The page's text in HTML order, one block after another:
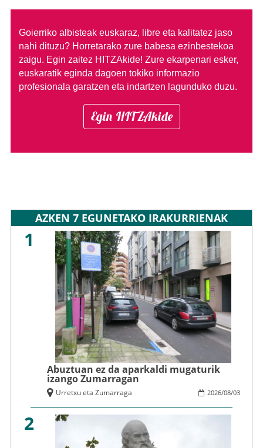
Goierriko albisteak euskaraz, libre eta kalitatez jaso
nahi dituzu? Horretarako zure babesa ezinbestekoa
zaigu. Egin zaitez HITZAkide! Zure ekarpenari esker,
euskaratik eginda dagoen tokiko informazio
profesionala garatzen eta indartzen lagunduko duzu.
Egin HITZAkide
AZKEN 7 EGUNETAKO IRAKURRIENAK
1
Abuztuan ez da aparkaldi mugaturik
izango Zumarragan
2026/08/03
Urretxu eta Zumarraga
2